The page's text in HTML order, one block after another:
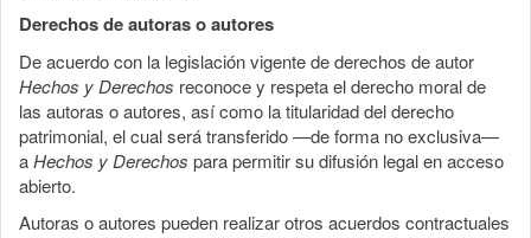
Derechos de autoras o autores
De acuerdo con la legislación vigente de derechos de autor
Hechos y Derechos reconoce y respeta el derecho moral de
las autoras o autores, así como la titularidad del derecho
patrimonial, el cual será transferido —de forma no exclusiva—
aHechos y Derechos para permitir su difusión legal en acceso
abierto.
Autoras o autores pueden realizar otros acuerdos contractuales